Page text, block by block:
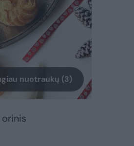
nuotraukų (3)